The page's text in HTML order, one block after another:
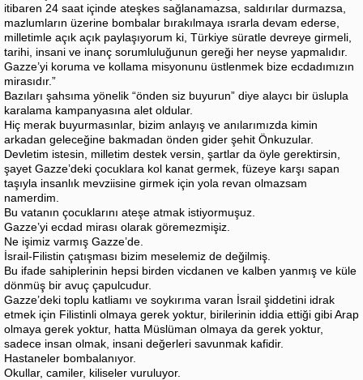
itibaren 24 saat içinde ateşkes sağlanamazsa, saldırılar durmazsa,
mazlumların üzerine bombalar bırakılmaya ısrarla devam ederse,
milletimle açık açık paylaşıyorum ki, Türkiye süratle devreye girmeli,
tarihi, insani ve inanç sorumluluğunun gereği her neyse yapmalıdır.
Gazze’yi koruma ve kollama misyonunu üstlenmek bize ecdadımızın
mirasıdır.”
Bazıları şahsıma yönelik “önden siz buyurun” diye alaycı bir üslupla
karalama kampanyasına alet oldular.
Hiç merak buyurmasınlar, bizim anlayış ve anılarımızda kimin
arkadan geleceğine bakmadan önden gider şehit Önkuzular.
Devletim istesin, milletim destek versin, şartlar da öyle gerektirsin,
şayet Gazze’deki çocuklara kol kanat germek, füzeye karşı sapan
taşıyla insanlık mevziisine girmek için yola revan olmazsam
namerdim.
Bu vatanın çocuklarını ateşe atmak istiyormuşuz.
Gazze’yi ecdad mirası olarak göremezmişiz.
Ne işimiz varmış Gazze’de.
İsrail-Filistin çatışması bizim meselemiz de değilmiş.
Bu ifade sahiplerinin hepsi birden vicdanen ve kalben yanmış ve küle
dönmüş bir avuç çapulcudur.
Gazze’deki toplu katliamı ve soykırıma varan İsrail şiddetini idrak
etmek için Filistinli olmaya gerek yoktur, birilerinin iddia ettiği gibi Arap
olmaya gerek yoktur, hatta Müslüman olmaya da gerek yoktur,
sadece insan olmak, insani değerleri savunmak kafidir.
Hastaneler bombalanıyor.
Okullar, camiler, kiliseler vuruluyor.